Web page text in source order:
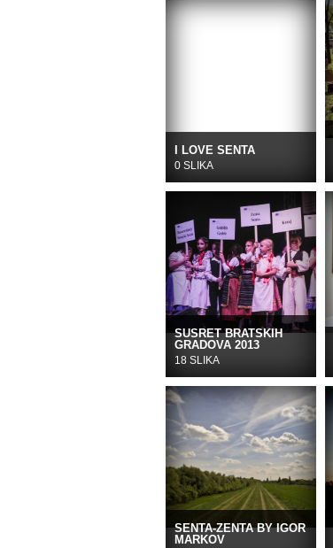
I LOVE SENTA
0 SLIKA
SUSRET BRATSKIH
GRADOVA 2013
18 SLIKA
SENTA-ZENTA BY IGOR
MARKOV